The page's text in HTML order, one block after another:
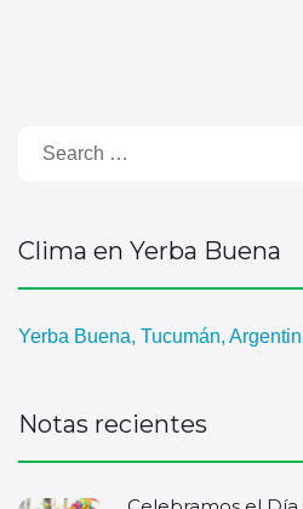
Clima en Yerba Buena
Yerba Buena, Tucumán,
Notas recientes